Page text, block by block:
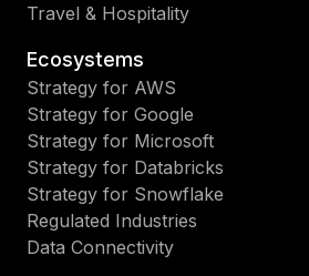
Travel & Hospitality
Ecosystems
Strategy for AWS
Strategy for Google
Strategy for Microsoft
Strategy for Databricks
Strategy for Snowflake
Regulated Industries
Data Connectivity